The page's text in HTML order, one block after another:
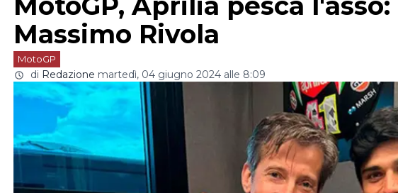
Massimo Rivola
MotoGP
di Redazione martedì, 04 giugno 2024 alle 8:09